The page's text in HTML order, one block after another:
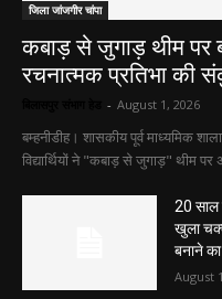
जिला जांजगीर चांपा
कबाड़ से जुगाड़ थीम पर
रचनात्मक प्रतिभा की
- August 1, 2026
बम्हनीडीह। शासकीय पूर्व माध्यमिक
विद्यार्थियों ने "कबाड़ से जुगाड़" थीम
20 साल
खुला
बनाने का
August